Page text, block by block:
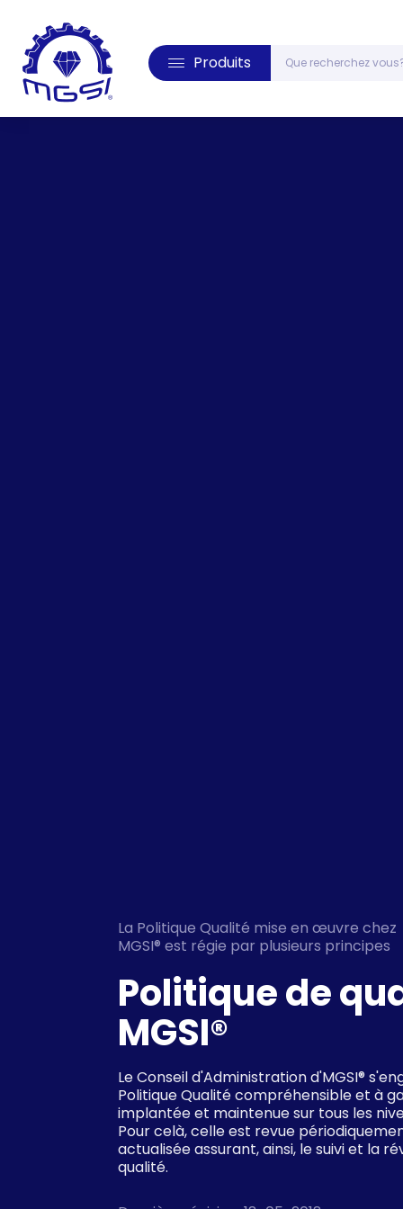
Produits
La Politique Qualité mise en œuvre chez
MGSI® est régie par plusieurs principes
Politique de
MGSI®
Le Conseil d'Administration d'MGSI®
Politique Qualité compréhensible et à
implantée et maintenue sur tous les
Pour celà, celle est revue
actualisée assurant, ainsi, le suivi et la
qualité.